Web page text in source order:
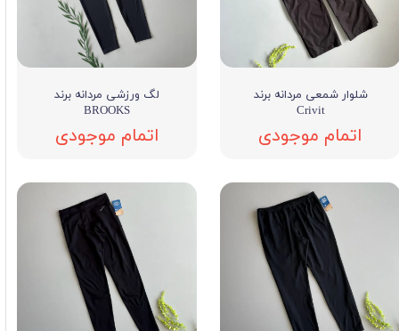
شلوار شمعی مردانه برند
Crivit
اتمام موجودی
لگ ورزشی مردانه برند
BROOKS
اتمام موجودی